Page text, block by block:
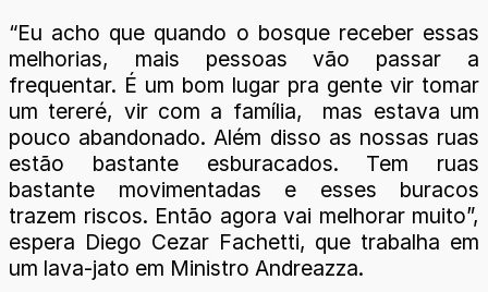
“Eu acho que quando o bosque receber essas
melhorias, mais pessoas vão passar a
frequentar. É um bom lugar pra gente vir tomar
um tereré, vir com a família, mas estava um
pouco abandonado. Além disso as nossas ruas
estão bastante esburacados. Tem ruas
bastante movimentadas e esses buracos
trazem riscos. Então agora vai melhorar muito”,
espera Diego Cezar Fachetti, que trabalha em
um lava-jato em Ministro Andreazza.